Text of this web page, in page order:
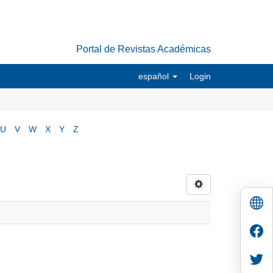
Portal de Revistas Académicas
español Login
U V W X Y Z